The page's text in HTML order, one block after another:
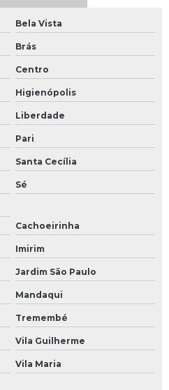
Bela Vista
Brás
Centro
Higienópolis
Liberdade
Pari
Santa Cecília
Sé
Cachoeirinha
Imirim
Jardim São Paulo
Mandaqui
Tremembé
Vila Guilherme
Vila Maria